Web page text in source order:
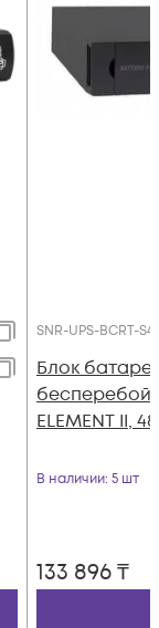
SNR-UPS-BCRT-
Блок
ELEMENT II,
В наличии: 5 шт
133 896₸